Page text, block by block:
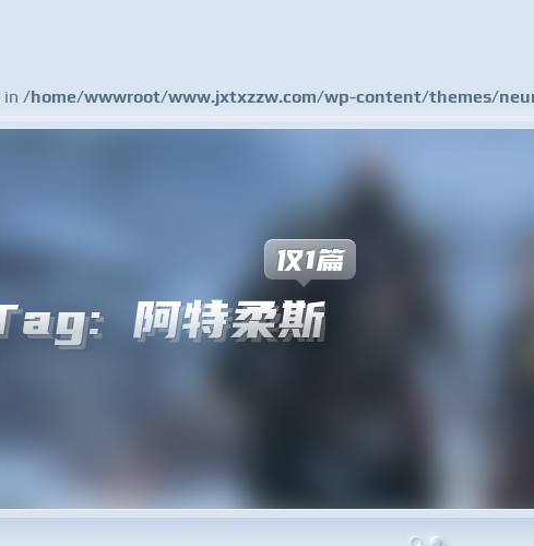
in /home/wwwroot/www.jxtxzzw.com/wp-content/themes/